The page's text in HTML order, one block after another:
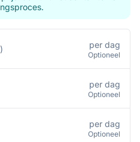
per dag
Optioneel
per dag
Optioneel
per dag
Optioneel